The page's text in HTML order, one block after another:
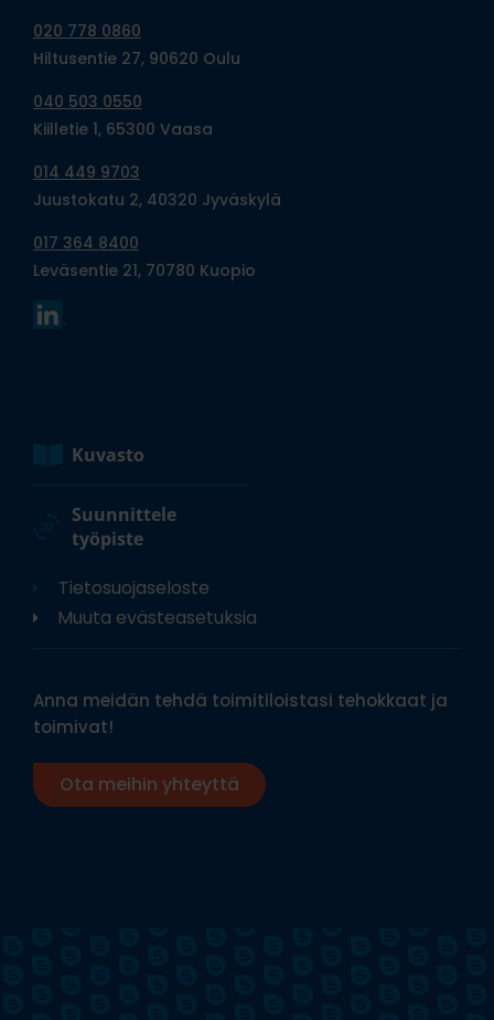
020 778 0860
Hiltusentie 27, 90620 Oulu
040 503 0550
Kiilletie 1, 65300 Vaasa
014 449 9703
Juustokatu 2, 40320 Jyväskylä
017 364 8400
Leväsentie 21, 70780 Kuopio
Kuvasto
Suunnittele
työpiste
Tietosuojaseloste
Muuta evästeasetuksia
Anna meidän tehdä toimitiloistasi tehokkaat ja
toimivat!
Ota meihin yhteyttä